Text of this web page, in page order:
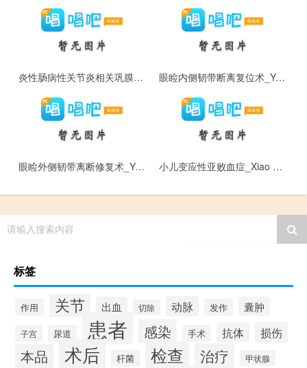
炎性肠病性关节炎相关巩膜炎_Yan Xing Chang Bing Xing Guan Jie Yan Xiang Guan Gong Mo Yan 眼睑内侧韧带断离复位术_Yan Jian Nei Ce Ren Dai Duan Li Fu Wei Shu
眼睑外侧韧带离断修复术_Yan Jian Wai Ce Ren Dai Li Duan Xiu Fu Shu 小儿变应性亚败血症_Xiao Er Bian Ying Xing Ya Bai Xue Zheng
请输入搜索内容
标签
作用 关节 出血 切除 动脉 发作 囊肿
子宫 尿道 患者 感染 手术 抗体 损伤
本品 术后 杆菌 检查 治疗 甲状腺